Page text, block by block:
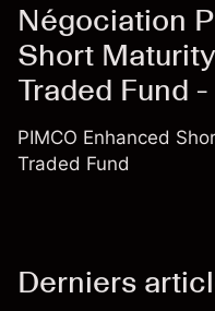
Négociation
Short
Traded Fund
PIMCO Enhanced
Traded Fund
Derniers